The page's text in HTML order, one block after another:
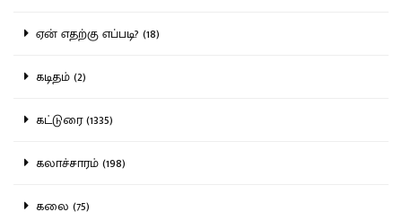
ஏன் எதற்கு எப்படி? (18)
கடிதம் (2)
கட்டுரை (1335)
கலாச்சாரம் (198)
கலை (75)